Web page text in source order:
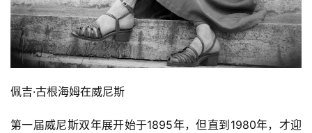
征
稿
学
研
佩吉·古根海姆在威尼斯
第一届威尼斯双年展开始于1895年，但直到1980年，才迎